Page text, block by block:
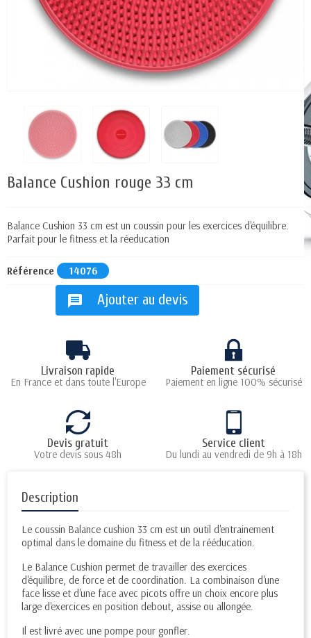
Balance Cushion rouge 33 cm
Balance Cushion 33 cm est un coussin pour les exercices d'équilibre.
Parfait pour le fitness et la réeducation
Référence 14076
message Ajouter au devis
Livraison rapide
En France et dans toute l'Europe
Paiement sécurisé
Paiement en ligne 100% sécurisé
Devis gratuit
Votre devis sous 48h
Service client
Du lundi au vendredi de 9h à 18h
Description
Le coussin Balance cushion 33 cm est un outil d'entrainement
optimal dans le domaine du fitness et de la rééducation.
Le Balance Cushion permet de travailler des exercices
d'équilibre, de force et de coordination. La combinaison d'une
face lisse et d'une face avec picots offre un choix encore plus
large d'exercices en position debout, assise ou allongée.
Il est livré avec une pompe pour gonfler.